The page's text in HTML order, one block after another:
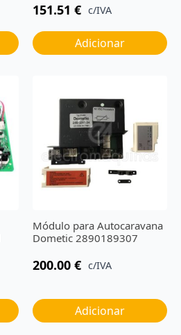
151.51 € c/IVA
Adicionar
Módulo para Autocaravana
Dometic 2890189307
200.00 € c/IVA
Adicionar